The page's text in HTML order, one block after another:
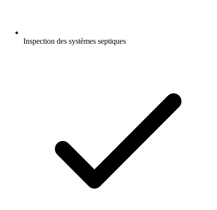
Inspection des systèmes septiques